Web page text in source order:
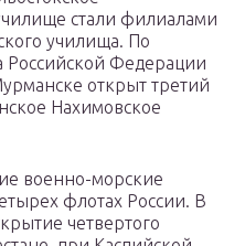
стали филиалами
училища. По
Федерации
открыт третий
Нахимовское
военно-морские
флотах России. В
четвертого